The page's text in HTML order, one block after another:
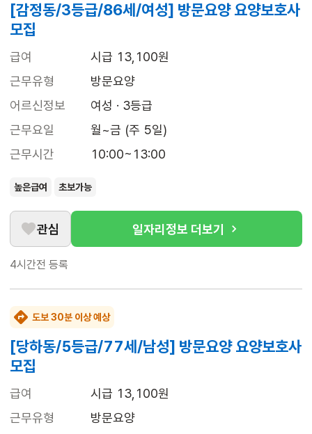
[감정동/3등급/86세/여성] 방문요양 요양보호사
모집
급여
시급 13,100원
근무유형
방문요양
어르신정보
여성 · 3등급
근무요일
월~금 (주 5일)
근무시간
10:00~13:00
높은급여 초보가능
관심 일자리정보 더보기
4시간전 등록
도보 30분 이상 예상
[당하동/5등급/77세/남성] 방문요양 요양보호사
모집
급여
시급 13,100원
근무유형
방문요양